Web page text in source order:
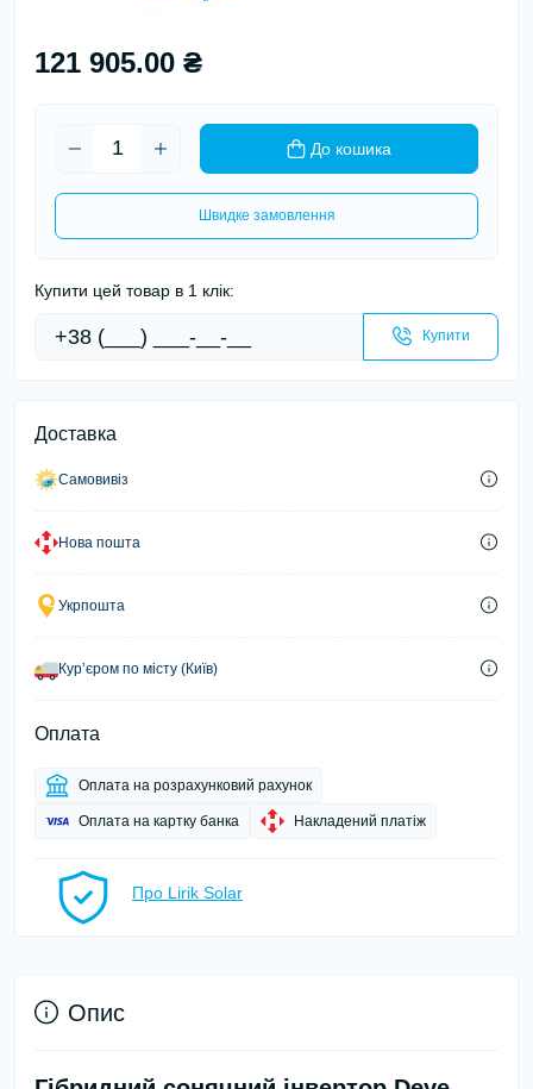
121 905.00 ₴
До кошика
Швидке замовлення
Купити цей товар в 1 клік:
Купити
Доставка
Самовивіз
Нова пошта
Укрпошта
Курʼєром по місту (Київ)
Оплата
Оплата на розрахунковий рахунок
Оплата на картку банка Накладений платіж
Про Lirik Solar
Опис